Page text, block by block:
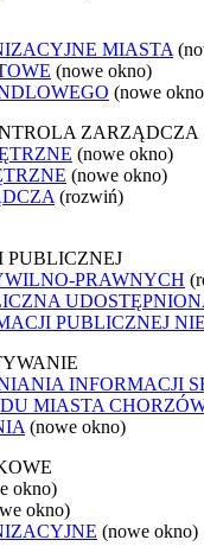
MIASTA
(nowe okno)
(nowe
ZARZĄDCZA
(nowe okno)
(nowe okno)
(rozwiń)
PUBLICZNEJ
PRAWNYCH
PUBLICZNEJ
INFORMACJI
MIASTA
(nowe okno)
okno)
okno)
(nowe okno)